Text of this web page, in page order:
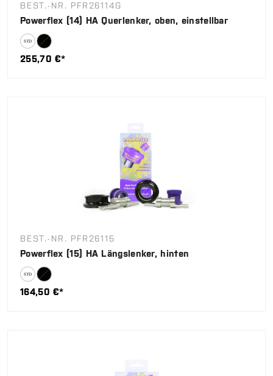
BEST.-NR. PFR26114G
Powerflex (14) HA Querlenker, oben, einstellbar
255,70 €*
BEST.-NR. PFR26115
Powerflex (15) HA Längslenker, hinten
164,50 €*